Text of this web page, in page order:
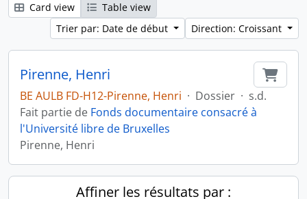
Card view
Table view
Trier par: Date de début
Direction: Croissant
Pirenne, Henri
BE AULB FD-H12-Pirenne, Henri · Dossier · s.d.
Fait partie de Fonds documentaire consacré à
l'Université libre de Bruxelles
Pirenne, Henri
Affiner les résultats par :